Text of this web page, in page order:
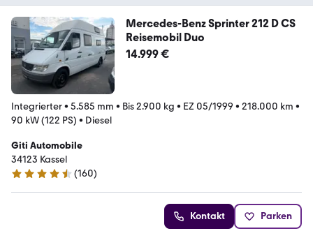
Mercedes-Benz Sprinter 212 D CS
Reisemobil Duo
14.999 €
Integrierter• 5.585 mm • Bis 2.900 kg • EZ 05/1999 • 218.000 km •
90 kW (122 PS) • Diesel
Giti Automobile
34123 Kassel
4.5 Sterne
(160)
Kontakt Parken